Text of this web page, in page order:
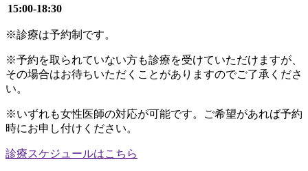
15:00-18:30
※診療は予約制です。
※予約を取られていない方も診療を受けていただけますが、
その場合はお待ちいただくことがありますのでご了承くださ
い。
※いずれも女性医師の対応が可能です。ご希望があれば予約
時にお申し付けください。
診療スケジュールはこちら